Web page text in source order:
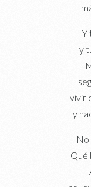
Y
y
vivir
y
No
Qué